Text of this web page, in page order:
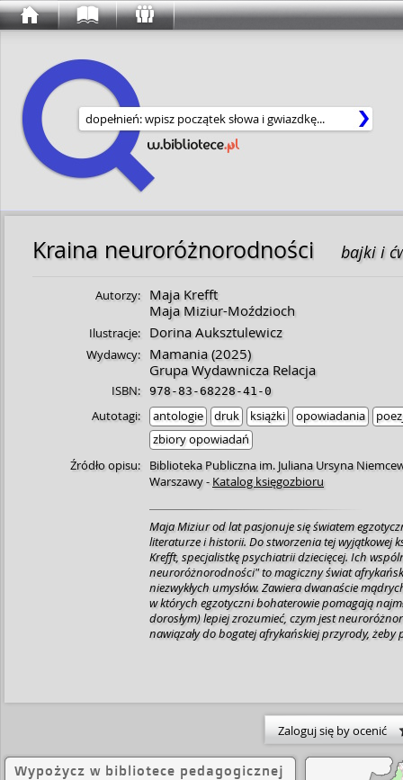
Wyszukaj w serwisie
Kraina neuroróżnorodności bajki i
Autorzy:
Maja Krefft
Maja Miziur-Moździoch
Ilustracje: Dorina Auksztulewicz
Wydawcy: Mamania(2025)
Grupa Wydawnicza Relacja
ISBN: 978-83-68228-41-0
Autotagi: antologie druk książki opowiadania
zbiory opowiadań
Źródło opisu:
Biblioteka Publiczna im. Juliana Ursyna
Warszawy- Katalog księgozbioru
Maja Miziur od lat pasjonuje się światem
literaturze i historii. Do stworzenia tej wyjątkowej
Krefft, specjalistkę psychiatrii dziecięcej. Ich
neuroróżnorodności" to magiczny świat
niezwykłych umysłów. Zawiera dwanaście
w których egzotyczni bohaterowie pomagają
dorosłym) lepiej zrozumieć, czym jest
nawiązały do bogatej afrykańskiej przyrody, żeby
lekarki psychiatry, skierowane do rodziców i
łatwiej zrozumieć świat dziecka neuroatypowego
dzień – mądrze, z czułością i bez lęku.
Zaloguj się by ocenić
Wypożycz w bibliotece pedagogicznej